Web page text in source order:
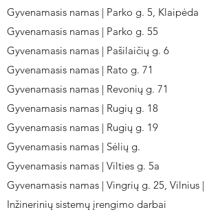
Gyvenamasis namas | Parko g. 5, Klaipėda
Gyvenamasis namas | Parko g. 55
Gyvenamasis namas | Pašilaičių g. 6
Gyvenamasis namas | Rato g. 71
Gyvenamasis namas | Revonių g. 71
Gyvenamasis namas | Rugių g. 18
Gyvenamasis namas | Rugių g. 19
Gyvenamasis namas | Sėlių g.
Gyvenamasis namas | Vilties g. 5a
Gyvenamasis namas | Vingrių g. 25, Vilnius |
Inžinerinių sistemų įrengimo darbai